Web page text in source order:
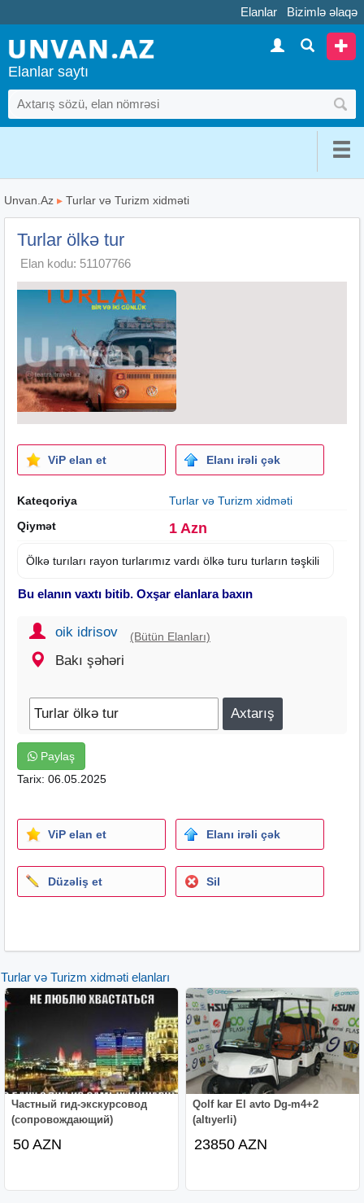
Elanlar Bizimlə əlaqə
Elanlar saytı
Unvan.Az ▸ Turlar və Turizm xidməti
Turlar ölkə tur
Elan kodu: 51107766
ViP elan et Elanı irəli çək
Kateqoriya
Turlar və Turizm xidməti
Qiymət
1 Azn
Ölkə turıları rayon turlarımız vardı ölkə turu turların təşkili
Bu elanın vaxtı bitib. Oxşar elanlara baxın
oik idrisov (Bütün Elanları)
Bakı şəhəri
Paylaş
Tarix: 06.05.2025
ViP elan et Elanı irəli çək
Düzəliş et Sil
Turlar və Turizm xidməti elanları
Частный гид-экскурсовод
(сопровождающий)
50 AZN
Qolf kar El avto Dg-m4+2
(altıyerli)
23850 AZN